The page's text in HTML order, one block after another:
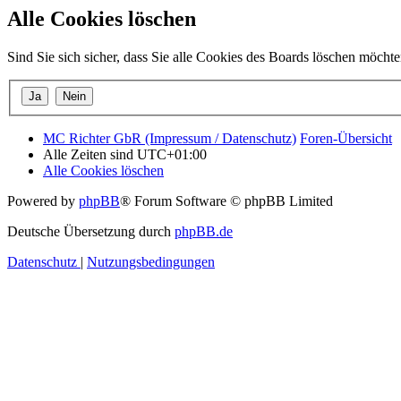
Alle Cookies löschen
Sind Sie sich sicher, dass Sie alle Cookies des Boards löschen
MC Richter GbR (Impressum / Datenschutz) Foren-Übersicht
Alle Zeiten sind UTC+01:00
Alle Cookies löschen
Powered by phpBB® Forum Software © phpBB Limited
Deutsche Übersetzung durch phpBB.de
Datenschutz | Nutzungsbedingungen